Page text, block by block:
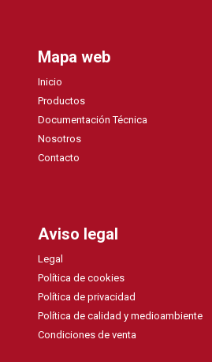
Mapa web
Inicio
Productos
Documentación Técnica
Nosotros
Contacto
Aviso legal
Legal
Política de cookies
Política de privacidad
Política de calidad y medioambiente
Condiciones de venta